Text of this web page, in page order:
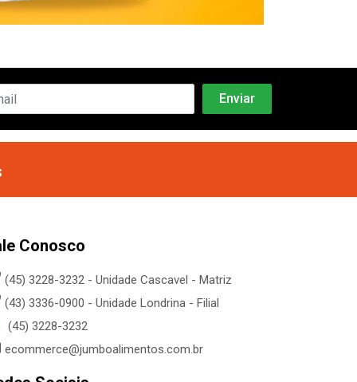
Conosco
(45) 3228-3232 - Unidade Cascavel - Matriz
(43) 3336-0900 - Unidade Londrina - Filial
(45) 3228-3232
ecommerce@jumboalimentos.com.br